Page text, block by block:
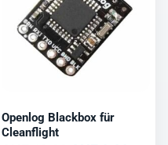
Openlog Blackbox für
Cleanflight